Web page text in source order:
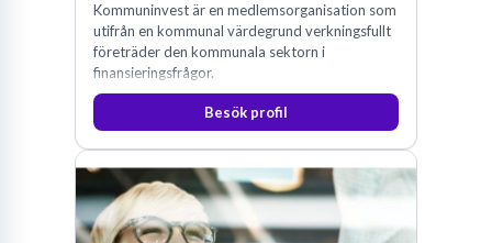
Kommuninvest är en medlemsorganisation som
utifrån en kommunal värdegrund verkningsfullt
företräder den kommunala sektorn i
finansieringsfrågor.
Besök profil